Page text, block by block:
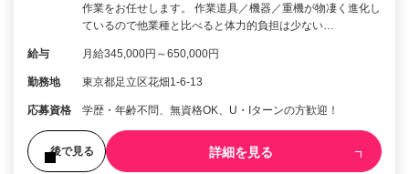
作業をお任せします。 作業道具／機器／重機が物凄く進化し
ているので他業種と比べると体力的負担は少ない…
給与 月給345,000円～650,000円
勤務地 東京都足立区花畑1-6-13
応募資格 学歴・年齢不問、無資格OK、U・Iターンの方歓迎！
後で見る 詳細を見る